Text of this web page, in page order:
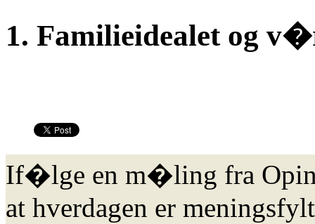
1. Familieidealet og
If�lge en m�ling fra
at hverdagen er